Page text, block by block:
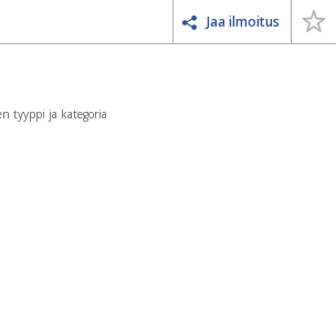
Jaa ilmoitus
tyyppi ja kategoria